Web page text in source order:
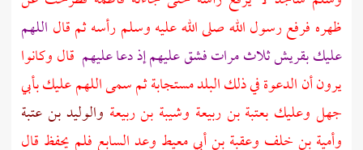
ظهره فرفع رسول الله صلى الله عليه وسلم رأسه ثم قال اللهم
عليكبقريشثلاث مرات فشق عليهم إذ دعا عليهم قال وكانوا
يرون أن الدعوة في ذلك البلد مستجابة ثم سمى اللهم عليكبأبي
جهل وعليك بعتبة بن ربيعة وشيبة بن ربيعة والوليد بن عتبة
وأمية بن خلف وعقبة بن أبي معيط وعد السابع فلم يحفظ قال